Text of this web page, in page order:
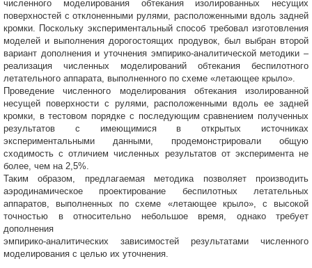
численного моделирования обтекания изолированных несущих
поверхностей с отклоненными рулями, расположенными вдоль задней
кромки. Поскольку экспериментальный способ требовал изготовления
моделей и выполнения дорогостоящих продувок, был выбран второй
вариант дополнения и уточнения эмпирико-аналитической методики –
реализация численных моделирований обтекания беспилотного
летательного аппарата, выполненного по схеме «летающее крыло».
Проведение численного моделирования обтекания изолированной
несущей поверхности с рулями, расположенными вдоль ее задней
кромки, в тестовом порядке с последующим сравнением полученных
результатов с имеющимися в открытых источниках
экспериментальными данными, продемонстрировали общую
сходимость с отличием численных результатов от эксперимента не
более, чем на 2,5%.
Таким образом, предлагаемая методика позволяет производить
аэродинамическое проектирование беспилотных летательных
аппаратов, выполненных по схеме «летающее крыло», с высокой
точностью в относительно небольшое время, однако требует
дополнения
эмпирико-аналитических зависимостей результатами численного
моделирования с целью их уточнения.